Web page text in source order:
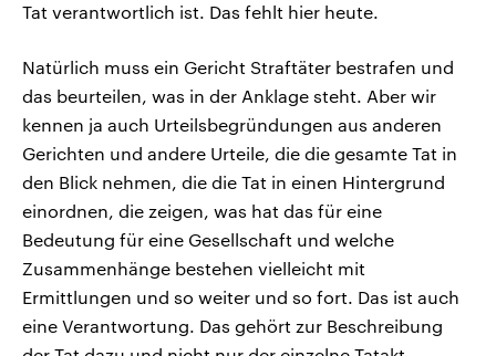
Tat verantwortlich ist. Das fehlt hier heute.
Natürlich muss ein Gericht Straftäter bestrafen und
das beurteilen, was in der Anklage steht. Aber wir
kennen ja auch Urteilsbegründungen aus anderen
Gerichten und andere Urteile, die die gesamte Tat in
den Blick nehmen, die die Tat in einen Hintergrund
einordnen, die zeigen, was hat das für eine
Bedeutung für eine Gesellschaft und welche
Zusammenhänge bestehen vielleicht mit
Ermittlungen und so weiter und so fort. Das ist auch
eine Verantwortung. Das gehört zur Beschreibung